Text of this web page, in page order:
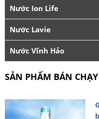
Nước Ion Life
Nước Lavie
Nước Vĩnh Hảo
SẢN PHẨM BÁN CHẠY